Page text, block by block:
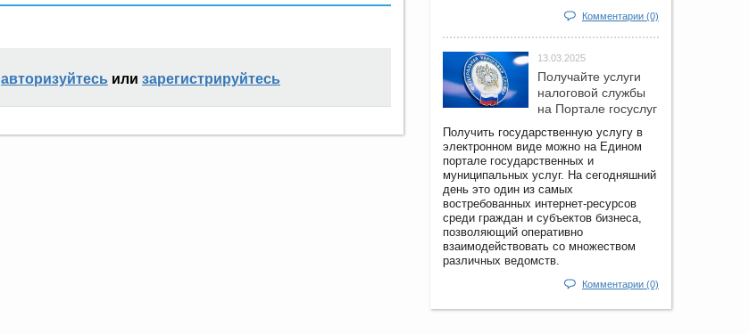
авторизуйтесь или зарегистрируйтесь
Комментарии (0)
13.03.2025
Получайте услуги
налоговой службы
на Портале госyслуг
Получить государственную услугу в
электронном виде можно на Едином
портале государственных и
муниципальных услуг. На сегодняшний
день это один из самых
востребованных интернет-ресурсов
среди граждан и субъектов бизнеса,
позволяющий оперативно
взаимодействовать со множеством
различных ведомств.
Комментарии (0)